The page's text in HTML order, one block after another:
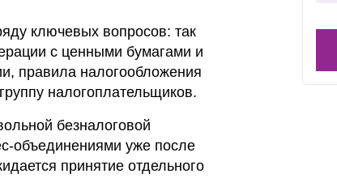
ключевых вопросов: так
с ценными бумагами и
правила налогообложения
налогоплательщиков.
безналоговой
объединениями уже после
принятие отдельного